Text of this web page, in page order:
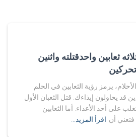
ثعابين واحدقتلته واثنين
يرمز رؤية الثعابين في الحلم
قد يحاولون إيذاءك. قتل الثعبان الأول
على أحد الأعداء. أما الثعابين
فتعني أن اقرأ المزيد…